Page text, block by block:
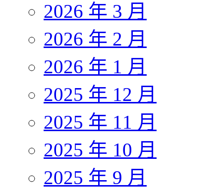
2026 年 3 月
2026 年 2 月
2026 年 1 月
2025 年 12 月
2025 年 11 月
2025 年 10 月
2025 年 9 月